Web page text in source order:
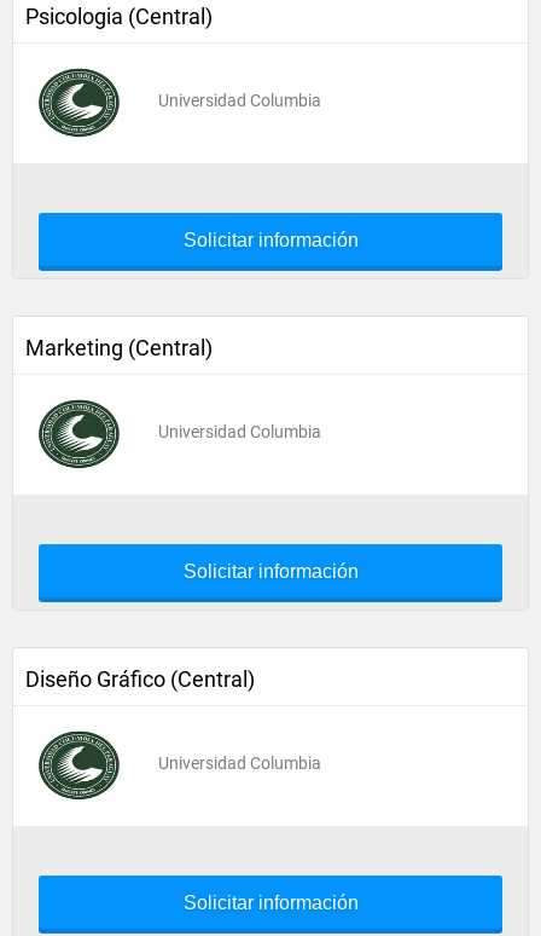
Psicologia (Central)
Universidad Columbia
Solicitar información
Marketing (Central)
Universidad Columbia
Solicitar información
Diseño Gráfico (Central)
Universidad Columbia
Solicitar información